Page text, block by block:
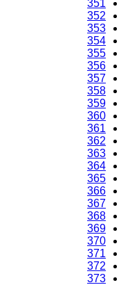
351
352
353
354
355
356
357
358
359
360
361
362
363
364
365
366
367
368
369
370
371
372
373